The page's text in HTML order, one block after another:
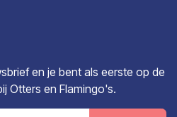
en je bent als eerste op de
Otters en Flamingo's.